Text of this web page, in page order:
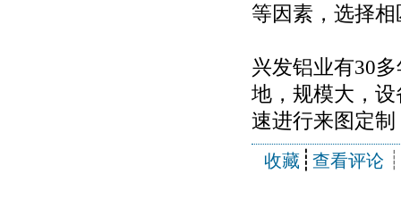
等因素，选择
兴发铝业有30
地，规模大，
速进行来图定制
收藏 ┊ 查看评论